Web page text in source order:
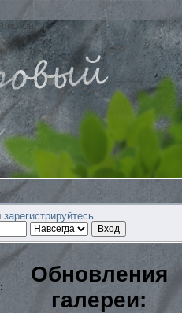
зарегистрируйтесь
Обновления
галереи: